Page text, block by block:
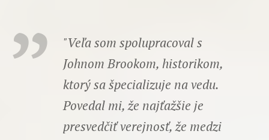
"Veľa som spolupracoval s
Johnom Brookom, historikom,
ktorý sa špecializuje na vedu.
Povedal mi, že najťažšie je
presvedčiť verejnosť, že medzi